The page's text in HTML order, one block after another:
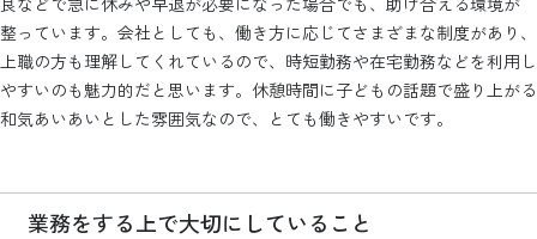
整っています。会社としても、働き方に応じてさまざまな制度があり、
上職の方も理解してくれているので、時短勤務や在宅勤務などを利用し
やすいのも魅力的だと思います。休憩時間に子どもの話題で盛り上がる
和気あいあいとした雰囲気なので、とても働きやすいです。
業務をする上で大切にしていること